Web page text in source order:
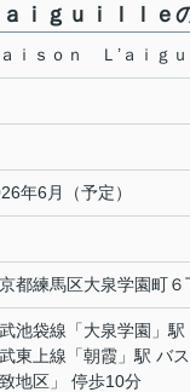
ｉｇｕｉｌｌｅ
ｉｓｏｎ Ｌ’ａｉｇｕ
年6月（予定）
都練馬区大泉学園町６
池袋線 「大泉学園 」
東上線 「朝霞 」駅 バ
地区」 停歩10分